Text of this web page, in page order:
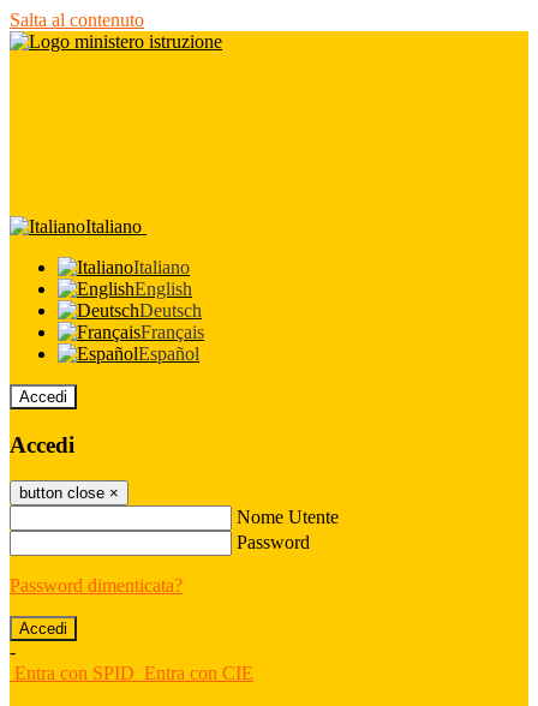
Salta al contenuto
Italiano
Italiano
English
Deutsch
Français
Español
Accedi
Accedi
button close ×
Nome Utente
Password
Password dimenticata?
-
Entra con SPID Entra con CIE